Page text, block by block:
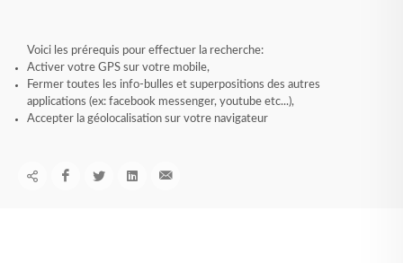
Voici les prérequis pour effectuer la recherche:
Activer votre GPS sur votre mobile,
Fermer toutes les info-bulles et superpositions des autres
applications (ex: facebook messenger, youtube etc...),
Accepter la géolocalisation sur votre navigateur